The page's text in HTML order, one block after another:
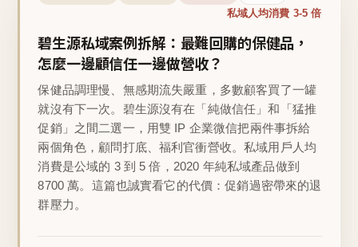
私域人均消費 3-5 倍
碧生源私域案例拆解：最難回購的保健品，
怎麼一邊顧信任一邊做營收？
保健品調理慢、無感期流失嚴重，多數顧客買了一罐
就沒有下一次。碧生源沒有在「純做信任」和「猛推
促銷」之間二選一，用雙 IP 企業微信把兩件事拆給
兩個角色，顧問打底、福利官衝營收。私域用戶人均
消費是公域的 3 到 5 倍，2020 年純私域產品做到
8700 萬。這篇也誠實看它的代價：促銷過密帶來的退
群壓力。